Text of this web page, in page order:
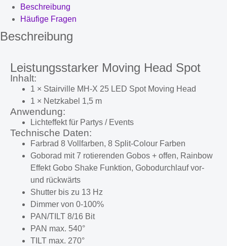
Beschreibung
Häufige Fragen
Beschreibung
Leistungsstarker Moving Head Spot
Inhalt:
1 × Stairville MH-X 25 LED Spot Moving Head
1 × Netzkabel 1,5 m
Anwendung:
Lichteffekt für Partys / Events
Technische Daten:
Farbrad 8 Vollfarben, 8 Split-Colour Farben
Goborad mit 7 rotierenden Gobos + offen, Rainbow
Effekt Gobo Shake Funktion, Gobodurchlauf vor-
und rückwärts
Shutter bis zu 13 Hz
Dimmer von 0-100%
PAN/TILT 8/16 Bit
PAN max. 540°
TILT max. 270°